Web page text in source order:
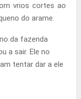
vrios cortes ao
do arame.
da fazenda
a sair. Ele no
tentar dar a ele